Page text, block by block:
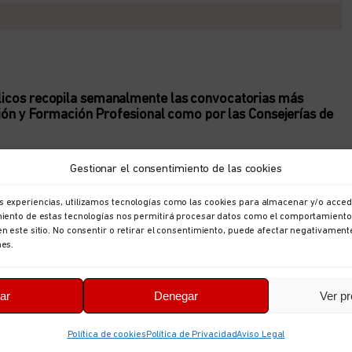
Gestionar el consentimiento de las cookies
experiencias, utilizamos tecnologías como las cookies para almacenar y/o
de estas tecnologías nos permitirá procesar datos como el
este sitio. No consentir o retirar el consentimiento, puede afectar
Denegar Ver
Política de cookies Política de PrivacidadAviso Legal
recopila semanalmente las convocatorias más
y Formación Profesional como por las Consejerías de
sobre los concursos de traslados, becas,
instrucciones, procesos de
etc., son algunos de los asuntos que se
del 31 de enero a 6 de